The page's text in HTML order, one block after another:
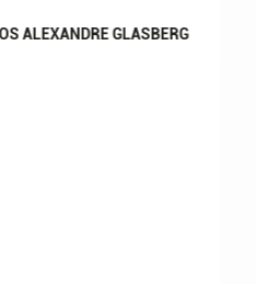
ALEXANDRE GLASBERG